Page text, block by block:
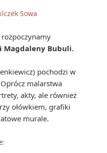
Sowa
rozpoczynamy
Magdaleny Bubuli.
pochodzi w
malarstwa
akty, ale również
ołówkiem, grafiki
murale.